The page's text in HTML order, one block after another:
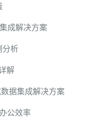
成解决方案
分析
解
据集成解决方案
公效率